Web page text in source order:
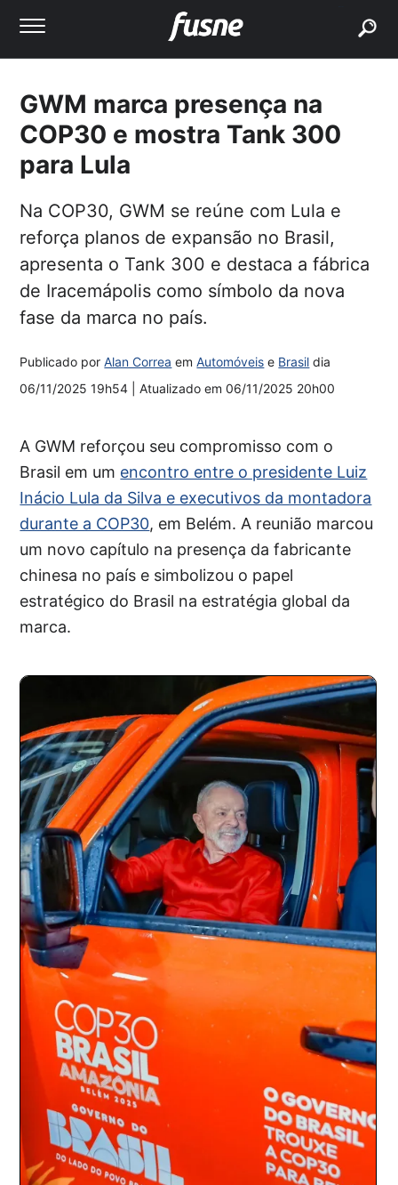
GWM marca presença na
COP30 e mostra Tank 300
para Lula
Na COP30, GWM se reúne com Lula e
reforça planos de expansão no Brasil,
apresenta o Tank 300 e destaca a fábrica
de Iracemápolis como símbolo da nova
fase da marca no país.
Publicado porAlan Correa emAutomóveis e Brasil dia
06/11/2025 19h54
| Atualizado em06/11/2025 20h00
A GWM reforçou seu compromisso com o
Brasil em um encontro entre o presidente Luiz
Inácio Lula da Silva e executivos da montadora
durante a COP30, em Belém. A reunião marcou
um novo capítulo na presença da fabricante
chinesa no país e simbolizou o papel
estratégico do Brasil na estratégia global da
marca.